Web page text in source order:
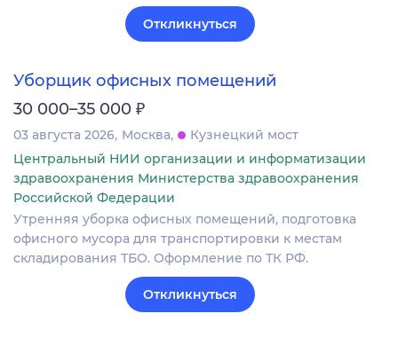
Откликнуться
Уборщик офисных помещений
30 000–35 000 ₽
03 августа 2026 Москва
Кузнецкий мост
Центральный НИИ организации и информатизации
здравоохранения Министерства здравоохранения
Российской Федерации
Утренняя уборка офисных помещений, подготовка
офисного мусора для транспортировки к местам
складирования ТБО. Оформление по ТК РФ.
Откликнуться